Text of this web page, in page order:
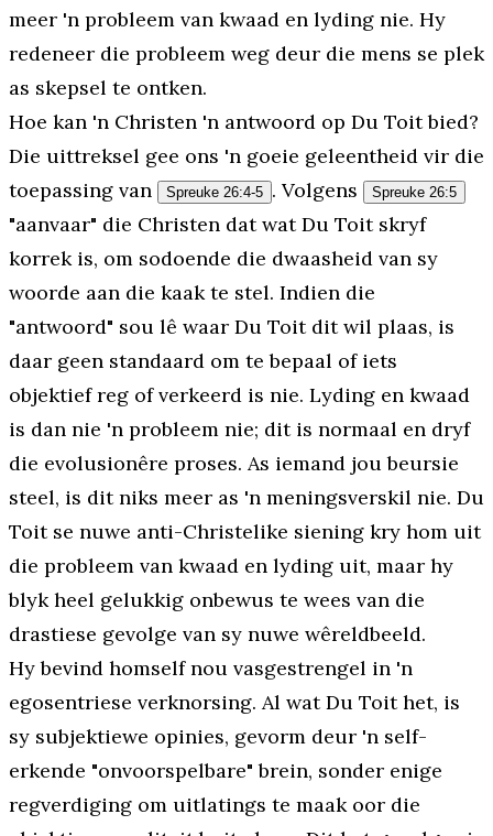
meer 'n probleem van kwaad en lyding nie. Hy
redeneer die probleem weg deur die mens se plek
as skepsel te ontken.
Hoe kan 'n Christen 'n antwoord op Du Toit bied?
Die uittreksel gee ons 'n goeie geleentheid vir die
toepassing van
Spreuke 26:4-5 . Volgens Spreuke 26:5
"aanvaar" die Christen dat wat Du Toit skryf
korrek is, om sodoende die dwaasheid van sy
woorde aan die kaak te stel. Indien die
"antwoord" sou lê waar Du Toit dit wil plaas, is
daar geen standaard om te bepaal of iets
objektief reg of verkeerd is nie. Lyding en kwaad
is dan nie 'n probleem nie; dit is normaal en dryf
die evolusionêre proses. As iemand jou beursie
steel, is dit niks meer as 'n meningsverskil nie. Du
Toit se nuwe anti-Christelike siening kry hom uit
die probleem van kwaad en lyding uit, maar hy
blyk heel gelukkig onbewus te wees van die
drastiese gevolge van sy nuwe wêreldbeeld.
Hy bevind homself nou vasgestrengel in 'n
egosentriese verknorsing. Al wat Du Toit het, is
sy subjektiewe opinies, gevorm deur 'n self-
erkende "onvoorspelbare" brein, sonder enige
regverdiging om uitlatings te maak oor die